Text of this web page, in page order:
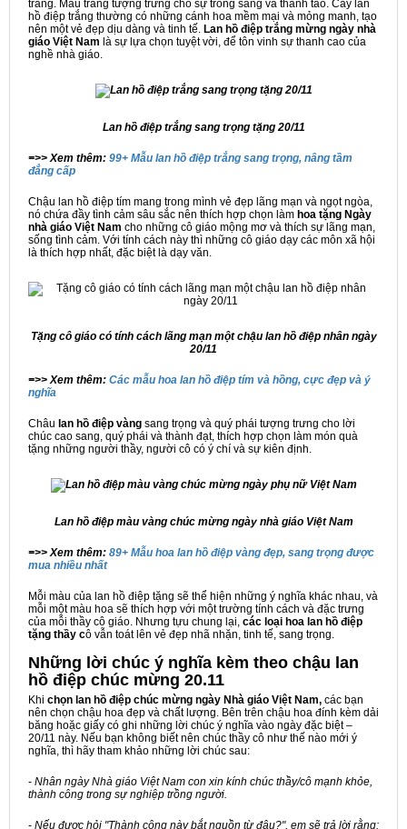
trắng. Màu trắng tượng trưng cho sự trong sáng và thanh tao. Cây lan
hồ điệp trắng thường có những cánh hoa mềm mại và mỏng manh, tạo
nên một vẻ đẹp dịu dàng và tinh tế. Lan hồ điệp trắng mừng ngày nhà
giáo Việt Nam là sự lựa chọn tuyệt vời, để tôn vinh sự thanh cao của
nghề nhà giáo.
Lan hồ điệp trắng sang trọng tặng 20/11
=>> Xem thêm: 99+ Mẫu lan hồ điệp trắng sang trọng, nâng tầm
đẳng cấp
Chậu lan hồ điệp tím mang trong mình vẻ đẹp lãng mạn và ngọt ngòa,
nó chứa đầy tình cảm sâu sắc nên thích hợp chọn làm hoa tặng Ngày
nhà giáo Việt Nam cho những cô giáo mộng mơ và thích sự lãng mạn,
sống tình cảm. Với tính cách này thì những cô giáo dạy các môn xã hội
là thích hợp nhất, đặc biệt là dạy văn.
Tặng cô giáo có tính cách lãng mạn một chậu lan hồ điệp nhân ngày
20/11
=>> Xem thêm: Các mẫu hoa lan hồ điệp tím và hồng, cực đẹp và ý
nghĩa
Châu lan hồ điệp vàng sang trọng và quý phái tượng trưng cho lời
chúc cao sang, quý phái và thành đạt, thích hợp chọn làm món quà
tặng những người thầy, người cô có ý chí và sự kiên định.
Lan hồ điệp màu vàng chúc mừng ngày nhà giáo Việt Nam
=>> Xem thêm: 89+ Mẫu hoa lan hồ điệp vàng đẹp, sang trọng được
mua nhiều nhất
Mỗi màu của lan hồ điệp tặng sẽ thể hiện những ý nghĩa khác nhau, và
mỗi một màu hoa sẽ thích hợp với một trường tính cách và đặc trưng
của mỗi thầy cô giáo. Nhưng tựu chung lại, các loại hoa lan hồ điệp
tặng thầy cô vẫn toát lên vẻ đẹp nhã nhặn, tinh tế, sang trọng.
Những lời chúc ý nghĩa kèm theo chậu lan
hồ điệp chúc mừng 20.11
Khi chọn lan hồ điệp chúc mừng ngày Nhà giáo Việt Nam, các bạn
nên chọn chậu hoa đẹp và chất lượng. Bên trên chậu hoa đính kèm dải
băng hoặc giấy có ghi những lời chúc ý nghĩa vào ngày đặc biệt –
20/11 này. Nếu bạn không biết nên chúc thầy cô như thế nào mới ý
nghĩa, thì hãy tham khảo những lời chúc sau:
- Nhân ngày Nhà giáo Việt Nam con xin kính chúc thầy/cô mạnh khỏe,
thành công trong sự nghiệp trồng người.
- Nếu được hỏi "Thành công này bắt nguồn từ đâu?", em sẽ trả lời rằng: